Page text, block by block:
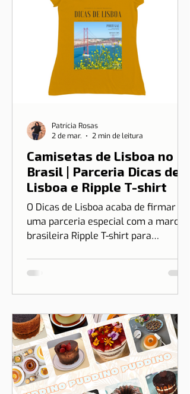
Camisetas de Lisboa no
Brasil | Parceria Dicas de
Lisboa e Ripple T-shirt
O Dicas de Lisboa acaba de firmar
uma parceria especial com a marca
brasileira Ripple T-shirt para
Patrícia Rosas
2 de mar.
2 min de leitura